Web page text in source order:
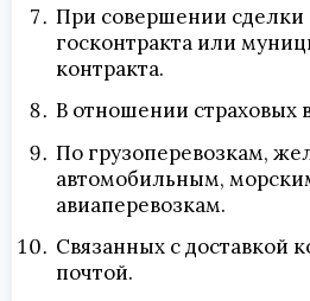
При совершении сделки
госконтракта или
контракта.
В отношении
По грузоперевозкам,
автомобильным,
авиаперевозкам.
Связанных с доставкой
почтой.